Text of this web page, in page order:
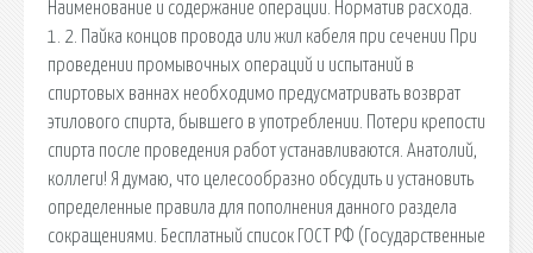
Наименование и содержание операции. Норматив расхода.
1. 2. Пайка концов провода или жил кабеля при сечении При
проведении промывочных операций и испытаний в
спиртовых ваннах необходимо предусматривать возврат
этилового спирта, бывшего в употреблении. Потери крепости
спирта после проведения работ устанавливаются. Анатолий,
коллеги! Я думаю, что целесообразно обсудить и установить
определенные правила для пополнения данного раздела
сокращениями. Бесплатный список ГОСТ РФ (Государственные